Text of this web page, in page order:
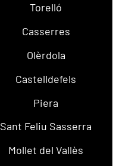
Torelló
Casserres
Olèrdola
Castelldefels
Piera
Sant Feliu Sasserra
Mollet del Vallès